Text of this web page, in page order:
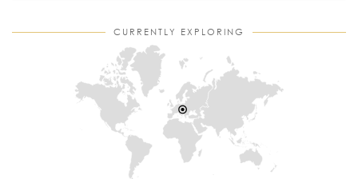
CURRENTLY EXPLORING